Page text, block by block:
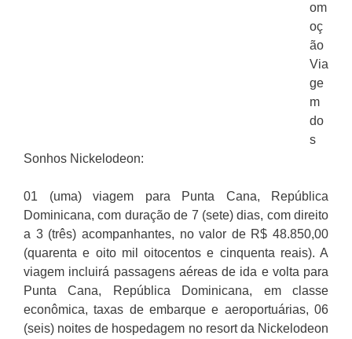
om
oç
ão
Via
ge
m
do
s
Sonhos Nickelodeon:
01 (uma) viagem para Punta Cana, República
Dominicana, com duração de 7 (sete) dias, com direito
a 3 (três) acompanhantes, no valor de R$ 48.850,00
(quarenta e oito mil oitocentos e cinquenta reais). A
viagem incluirá passagens aéreas de ida e volta para
Punta Cana, República Dominicana, em classe
econômica, taxas de embarque e aeroportuárias, 06
(seis) noites de hospedagem no resort da Nickelodeon